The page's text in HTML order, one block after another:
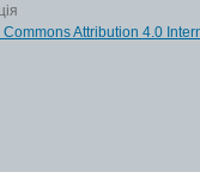
Attribution 4.0